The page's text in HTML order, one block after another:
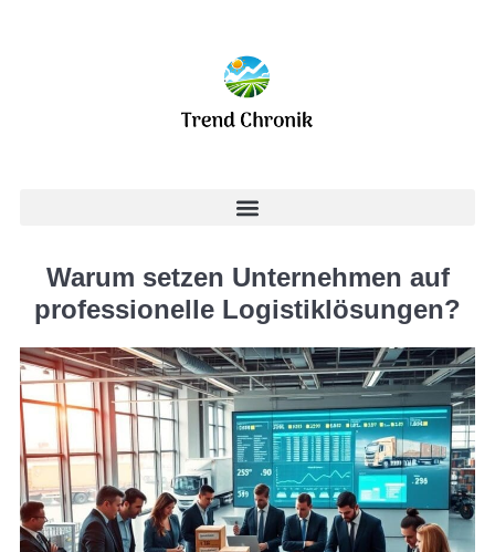
Warum setzen Unternehmen auf
professionelle Logistiklösungen?